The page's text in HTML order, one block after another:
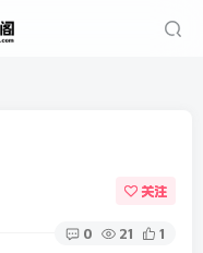
关注
0 21 1